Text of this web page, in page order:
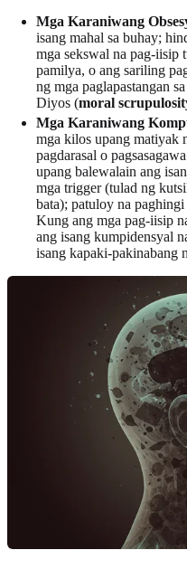
Mga Karaniwang
isang mahal sa buhay;
mga sekswal na pag-iisip
pamilya, o ang sariling
ng mga paglapastangan
Diyos (moral
Mga Karaniwang
mga kilos upang matiyak
pagdarasal o
upang balewalain ang
mga trigger (tulad ng
bata); patuloy na
Kung ang mga pag-iisip
ang isang kumpidensyal
isang kapaki-pakinabang